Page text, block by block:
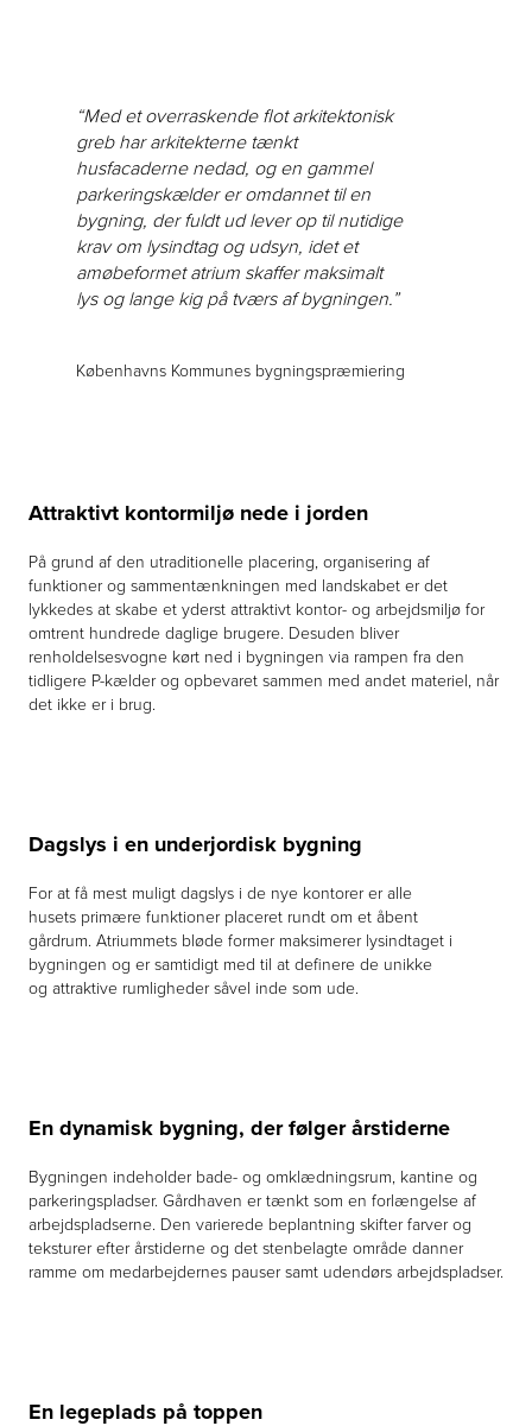
“Med et overraskende flot arkitektonisk
greb har arkitekterne tænkt
husfacaderne nedad, og en gammel
parkeringskælder er omdannet til en
bygning, der fuldt ud lever op til nutidige
krav om lysindtag og udsyn, idet et
amøbeformet atrium skaffer maksimalt
lys og lange kig på tværs af bygningen.”
Københavns Kommunes bygningspræmiering
Attraktivt kontormiljø nede i jorden
På grund af den utraditionelle placering, organisering af
funktioner og sammentænkningen med landskabet er det
lykkedes at skabe et yderst attraktivt kontor- og arbejdsmiljø for
omtrent hundrede daglige brugere. Desuden bliver
renholdelsesvogne kørt ned i bygningen via rampen fra den
tidligere P-kælder og opbevaret sammen med andet materiel, når
det ikke er i brug.
Dagslys i en underjordisk bygning
For at få mest muligt dagslys i de nye kontorer er alle
husets primære funktioner placeret rundt om et åbent
gårdrum. Atriummets bløde former maksimerer lysindtaget i
bygningen og er samtidigt med til at definere de unikke
og attraktive rumligheder såvel inde som ude.
En dynamisk bygning, der følger årstiderne
Bygningen indeholder bade- og omklædningsrum, kantine og
parkeringspladser. Gårdhaven er tænkt som en forlængelse af
arbejdspladserne. Den varierede beplantning skifter farver og
teksturer efter årstiderne og det stenbelagte område danner
ramme om medarbejdernes pauser samt udendørs arbejdspladser.
En legeplads på toppen